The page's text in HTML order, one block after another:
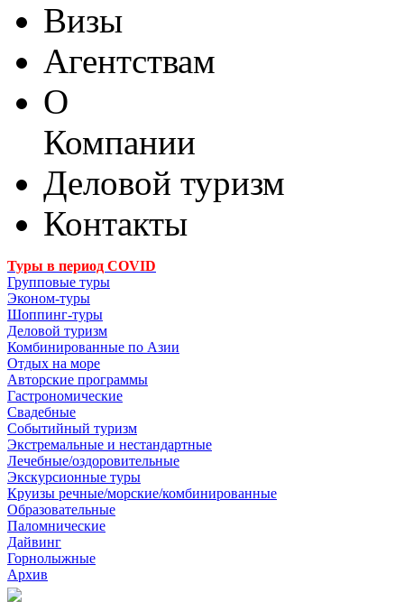
Визы
Агентствам
О
Компании
Деловой туризм
Контакты
Туры в период COVID
Групповые туры
Эконом-туры
Шоппинг-туры
Деловой туризм
Комбинированные по Азии
Отдых на море
Авторские программы
Гастрономические
Свадебные
Событийный туризм
Экстремальные и нестандартные
Лечебные/оздоровительные
Экскурсионные туры
Круизы речные/морские/комбинированные
Образовательные
Паломнические
Дайвинг
Горнолыжные
Архив